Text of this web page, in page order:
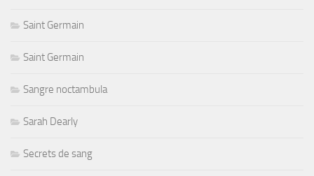
Saint Germain
Saint Germain
Sangre noctambula
Sarah Dearly
Secrets de sang